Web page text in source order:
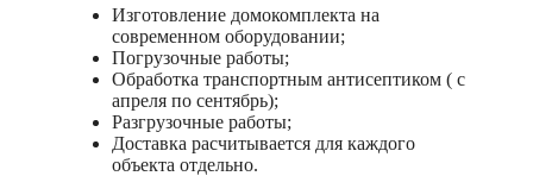
Изготовление домокомплекта на
современном оборудовании;
Погрузочные работы;
Обработка транспортным антисептиком ( с
апреля по сентябрь);
Разгрузочные работы;
Доставка расчитывается для каждого
объекта отдельно.